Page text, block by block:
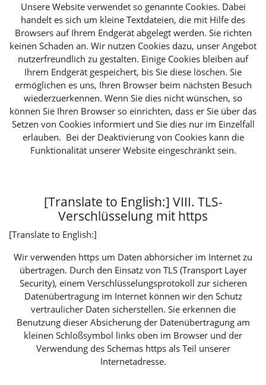
Unsere Website verwendet so genannte Cookies. Dabei
handelt es sich um kleine Textdateien, die mit Hilfe des
Browsers auf Ihrem Endgerät abgelegt werden. Sie richten
keinen Schaden an. Wir nutzen Cookies dazu, unser Angebot
nutzerfreundlich zu gestalten. Einige Cookies bleiben auf
Ihrem Endgerät gespeichert, bis Sie diese löschen. Sie
ermöglichen es uns, Ihren Browser beim nächsten Besuch
wiederzuerkennen. Wenn Sie dies nicht wünschen, so
können Sie Ihren Browser so einrichten, dass er Sie über das
Setzen von Cookies informiert und Sie dies nur im Einzelfall
erlauben. Bei der Deaktivierung von Cookies kann die
Funktionalität unserer Website eingeschränkt sein.
[Translate to English:] VIII. TLS-
Verschlüsselung mit https
[Translate to English:]
Wir verwenden https um Daten abhörsicher im Internet zu
übertragen. Durch den Einsatz von TLS (Transport Layer
Security), einem Verschlüsselungsprotokoll zur sicheren
Datenübertragung im Internet können wir den Schutz
vertraulicher Daten sicherstellen. Sie erkennen die
Benutzung dieser Absicherung der Datenübertragung am
kleinen Schloßsymbol links oben im Browser und der
Verwendung des Schemas https als Teil unserer
Internetadresse.